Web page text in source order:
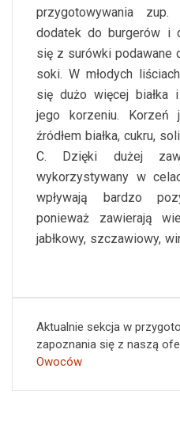
przygotowywania
dodatek do burgerów i
się z surówki podawane
soki. W młodych
się dużo więcej białka
jego korzeniu.
źródłem białka, cukru,
C. Dzięki dużej
wykorzystywany w
wpływają bardzo
ponieważ zawierają
jabłkowy, szczawiowy,
Aktualnie sekcja w
zapoznania się z naszą
Owoców